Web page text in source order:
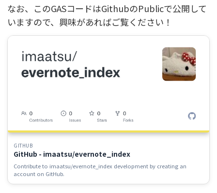
なお、このGASコードはGithubのPublicで公開して
いますので、興味があればご覧ください！
GITHUB
GitHub - imaatsu/evernote_index
Contribute to imaatsu/evernote_index development by creating an
account on GitHub.